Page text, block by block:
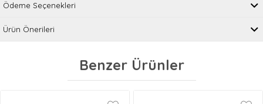
Ödeme Seçenekleri
Ürün Önerileri
Benzer Ürünler